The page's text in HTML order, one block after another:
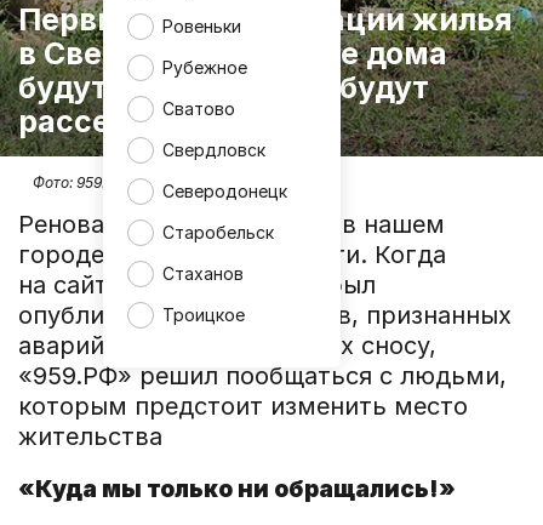
Ровеньки
Рубежное
Сватово
Свердловск
Северодонецк
Старобельск
Стаханов
Троицкое
Первые шаги реновации жилья
в Свердловске: какие дома
будут сносить и как будут
расселять жильцов
Фото: 959.РФ
Реновация ветхого жилья в нашем
городе делает первые шаги. Когда
на сайте администрации был
опубликован список домов, признанных
аварийными и подлежащих сносу,
«959.РФ» решил пообщаться с людьми,
которым предстоит изменить место
жительства
«Куда мы только ни обращались!»